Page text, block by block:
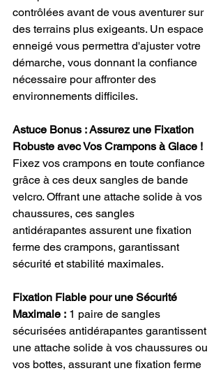
contrôlées avant de vous aventurer sur
des terrains plus exigeants. Un espace
enneigé vous permettra d'ajuster votre
démarche, vous donnant la confiance
nécessaire pour affronter des
environnements difficiles.
Astuce Bonus : Assurez une Fixation
Robuste avec Vos Crampons à Glace !
Fixez vos crampons en toute confiance
grâce à ces deux sangles de bande
velcro. Offrant une attache solide à vos
chaussures, ces sangles
antidérapantes assurent une fixation
ferme des crampons, garantissant
sécurité et stabilité maximales.
Fixation Fiable pour une Sécurité
Maximale : 1 paire de sangles
sécurisées antidérapantes garantissent
une attache solide à vos chaussures ou
vos bottes, assurant une fixation ferme